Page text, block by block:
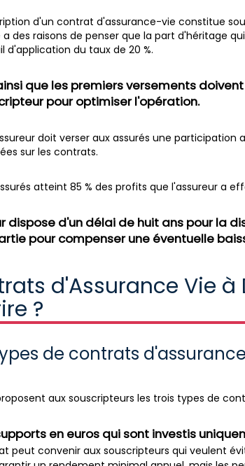
d'un contrat d'assurance-vie constitue
des raisons de penser que la part d'héritage
d'application du taux de 20 %.
que les premiers versements
pour optimiser l'opération.
doit verser aux assurés une participation
sur les contrats.
atteint 85 % des profits que l'assureur a
dispose d'un délai de huit ans pour la
pour compenser une éventuelle
d'Assurance Vie
?
de contrats
aux souscripteurs les trois types de
en euros qui sont investis
peut convenir aux souscripteurs qui veulent